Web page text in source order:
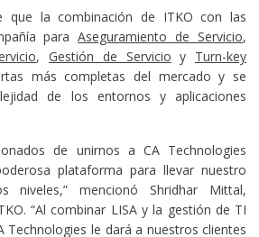
que la combinación de ITKO con las
paraAseguramiento de Servicio,
,Gestión de Servicio y Turn-key
más completas del mercado y se
de los entornos y aplicaciones
de unirnos a CA Technologies
plataforma para llevar nuestro
niveles,” mencionó Shridhar Mittal,
“Al combinar LISA y la gestión de TI
Technologies le dará a nuestros clientes